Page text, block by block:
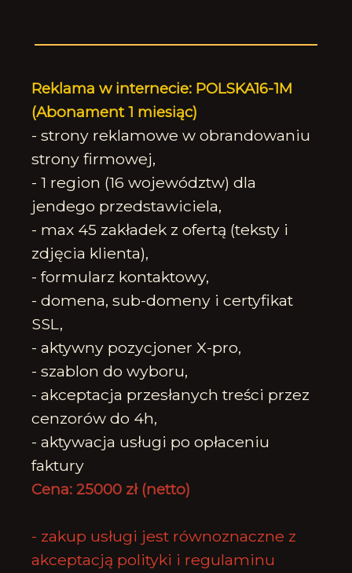
Reklama w internecie: POLSKA16-1M
(Abonament 1 miesiąc)
- strony reklamowe w obrandowaniu
strony firmowej,
- 1 region (16 województw) dla
jendego przedstawiciela,
- max 45 zakładek z ofertą (teksty i
zdjęcia klienta),
- formularz kontaktowy,
- domena, sub-domeny i certyfikat
SSL,
- aktywny pozycjoner X-pro,
- szablon do wyboru,
- akceptacja przesłanych treści przez
cenzorów do 4h,
- aktywacja usługi po opłaceniu
faktury
Cena: 25000 zł (netto)
- zakup usługi jest równoznaczne z
akceptacją polityki i regulaminu